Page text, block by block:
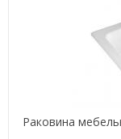
Раковина